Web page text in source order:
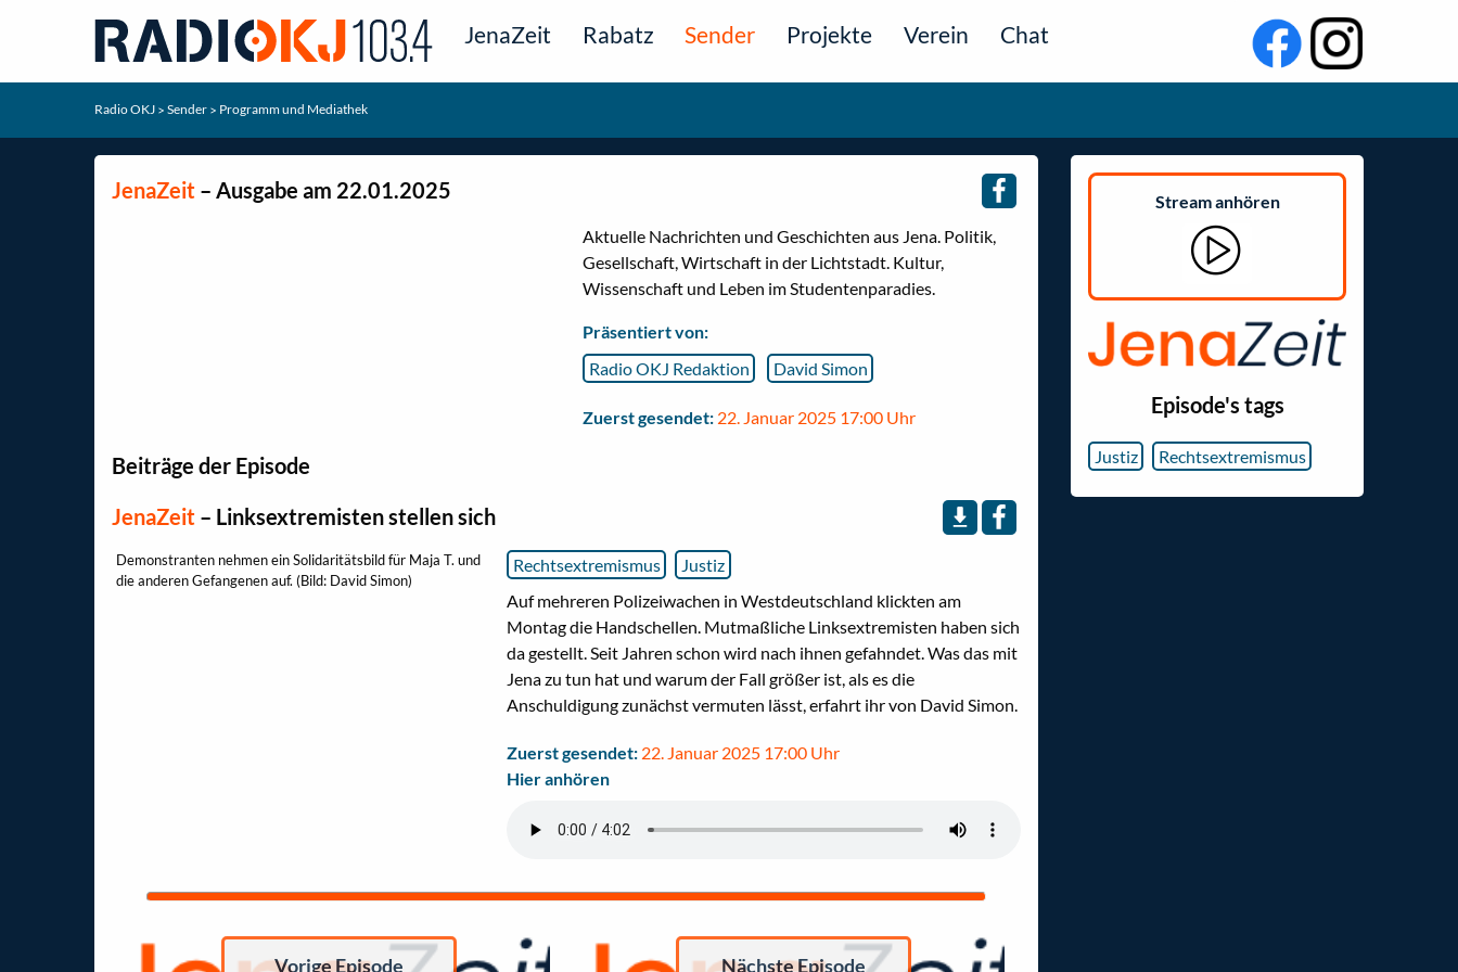
JenaZeit Rabatz Sender Projekte Verein Chat
Radio OKJ > Sender > Programm und Mediathek
JenaZeit – Ausgabe am 22.01.2025
Aktuelle Nachrichten und Geschichten aus Jena. Politik,
Gesellschaft, Wirtschaft in der Lichtstadt. Kultur,
Wissenschaft und Leben im Studentenparadies.
Präsentiert von:
Radio OKJ Redaktion
David Simon
Zuerst gesendet: 22. Januar 2025 17:00 Uhr
Beiträge der Episode
JenaZeit – Linksextremisten stellen sich
Demonstranten nehmen ein Solidaritätsbild für Maja T. und
die anderen Gefangenen auf. (Bild: David Simon)
Rechtsextremismus
Justiz
Auf mehreren Polizeiwachen in Westdeutschland klickten am
Montag die Handschellen. Mutmaßliche Linksextremisten haben sich
da gestellt. Seit Jahren schon wird nach ihnen gefahndet. Was das mit
Jena zu tun hat und warum der Fall größer ist, als es die
Anschuldigung zunächst vermuten lässt, erfahrt ihr von David Simon.
Zuerst gesendet: 22. Januar 2025 17:00 Uhr
Hier anhören
Vorige Episode Nächste Episode
Stream anhören
Episode's tags
Justiz Rechtsextremismus